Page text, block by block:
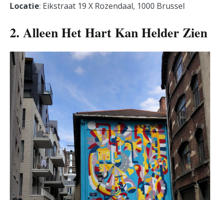
Locatie: Eikstraat 19 X Rozendaal, 1000 Brussel
2. Alleen Het Hart Kan Helder Zien